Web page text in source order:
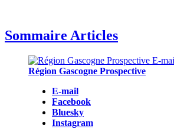
Sommaire Articles
Région Gascogne Prospective
E-mail
Facebook
Bluesky
Instagram